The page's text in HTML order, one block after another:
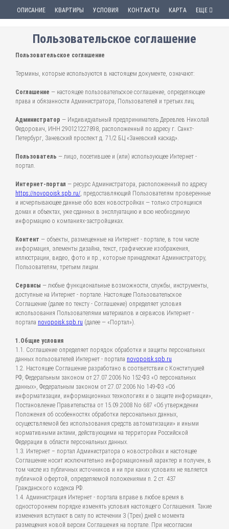
ОПИСАНИЕ КВАРТИРЫ УСЛОВИЯ КОНТАКТЫ КАРТА ЕЩЕ
Пользовательское соглашение
Пользовательское соглашение
Термины, которые используются в настоящем документе, означают:
Соглашение — настоящее пользовательское соглашение, определяющее
права и обязанности Администратора, Пользователей и третьих лиц.
Администратор — Индивидуальный предприниматель Деревлев Николай
Федорович, ИНН 290121227898, расположенный по адресу г. Санкт-
Петербург, Заневский проспект д. 71/2 БЦ «Заневский каскад».
Пользователь — лицо, посетившее и (или) использующее Интернет -
портал.
Интернет-портал — ресурс Администратора, расположенный по адресу
https://novopoisk.spb.ru/, предоставляющий Пользователям проверенные
и исчерпывающее данные обо всех новостройках — только строящихся
домах и объектах, уже сданных в эксплуатацию и всю необходимую
информацию о компаниях-застройщиках.
Контент — объекты, размещенные на Интернет - портале, в том числе
информация, элементы дизайна, текст, графические изображения,
иллюстрации, видео, фото и пр., которые принадлежат Администратору,
Пользователям, третьим лицам.
Сервисы — любые функциональные возможности, службы, инструменты,
доступные на Интернет - портале. Настоящее Пользовательское
Соглашение (далее по тексту - Соглашение) определяет условия
использования Пользователями материалов и сервисов Интернет -
портала novopoisk.spb.ru (далее — «Портал»).
1.Общие условия
1.1. Соглашение определяет порядок обработки и защиты персональных
данных пользователей Интернет - портала novopoisk.spb.ru
1.2. Настоящее Соглашение разработано в соответствии с Конституцией
РФ, Федеральным законом от 27.07.2006 No 152-ФЗ «О персональных
данных», Федеральным законом от 27.07.2006 No 149-ФЗ «Об
информатизации, информационных технологиях и о защите информации»,
Постановление Правительства от 15.09.2008 No 687 «Об утверждении
Положения об особенностях обработки персональных данных,
осуществляемой без использования средств автоматизации» и иными
нормативными актами, действующими на территории Российской
Федерации в области персональных данных.
1.3. Интернет – портал Администратора о новостройках и настоящее
Соглашение носит исключительно информационный характер и получен, в
том числе из публичных источников и ни при каких условиях не является
публичной офертой, определяемой положениями п. 2 ст. 437
Гражданского кодекса РФ.
1.4. Администрация Интернет - портала вправе в любое время в
одностороннем порядке изменять условия настоящего Соглашения. Такие
изменения вступают в силу по истечении 3 (Трех) дней с момента
размещения новой версии Соглашения на портале. При несогласии